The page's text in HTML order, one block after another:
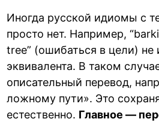
Иногда русской идиомы с
просто нет. Например,
tree” (ошибаться в цели) не
эквивалента. В таком
описательный перевод,
ложному пути». Это
естественно. Главное —